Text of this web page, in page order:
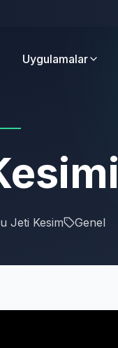
Uygulamalar
Jeti Kesim Genel